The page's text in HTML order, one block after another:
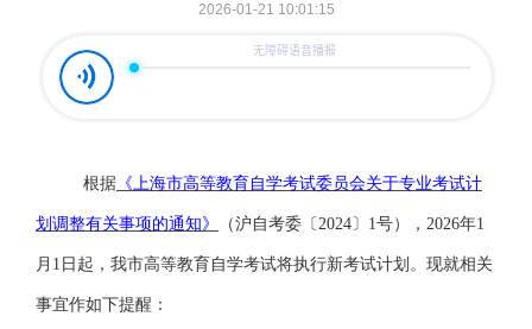
2026-01-21 10:01:15
根据 《上海市高等教育自学考试委员会关于专业考试计
划调整有关事项的通知》 （沪自考委〔 2024〕1号），2026年1
月1日起，我市高等教育自学考试将执行新考试计划。现就相关
事宜作如下提醒：